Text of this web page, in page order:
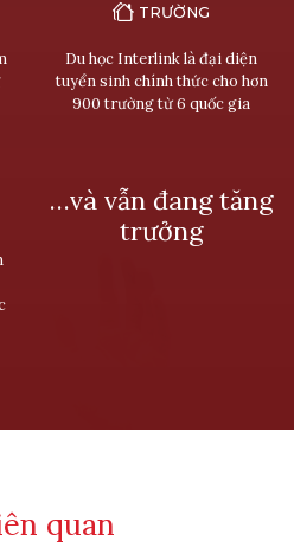
TRƯỜNG
Du học Interlink là đại diện
tuyển sinh chính thức cho hơn
900 trường từ 6 quốc gia
…và vẫn đang tăng
trưởng
quan